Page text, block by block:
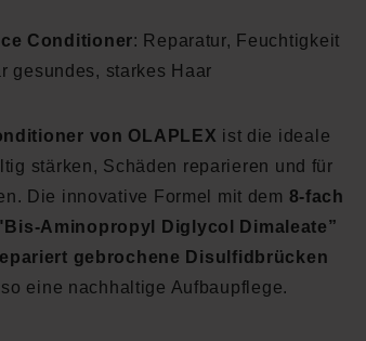
Conditioner: Reparatur, Feuchtigkeit
gesundes, starkes Haar
von OLAPLEX ist die ideale
stärken, Schäden reparieren und für
Die innovative Formel mit dem 8-fach
Aminopropyl Diglycol Dimaleate”
gebrochene Disulfidbrücken
eine nachhaltige Aufbaupflege.